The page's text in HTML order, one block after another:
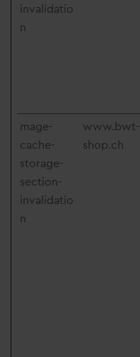
invalidatio
n
mage-
cache-
storage-
section-
invalidatio
n
www.bwt-
shop.ch